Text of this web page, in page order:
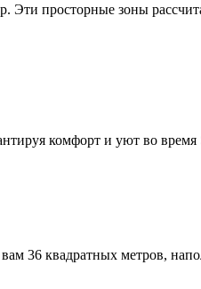
просторные зоны
комфорт и уют во
вам 36 квадратных метров,